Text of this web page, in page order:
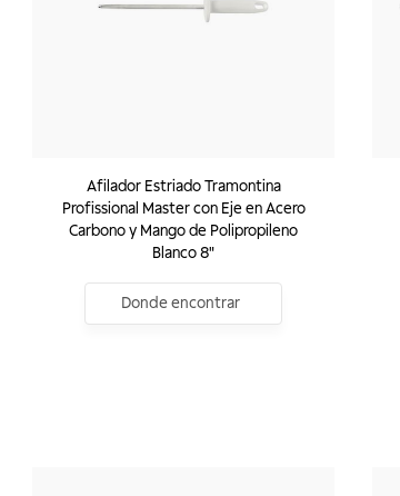
Afilador Estriado Tramontina
Profissional Master con Eje en Acero
Carbono y Mango de Polipropileno
Blanco 8"
Donde encontrar